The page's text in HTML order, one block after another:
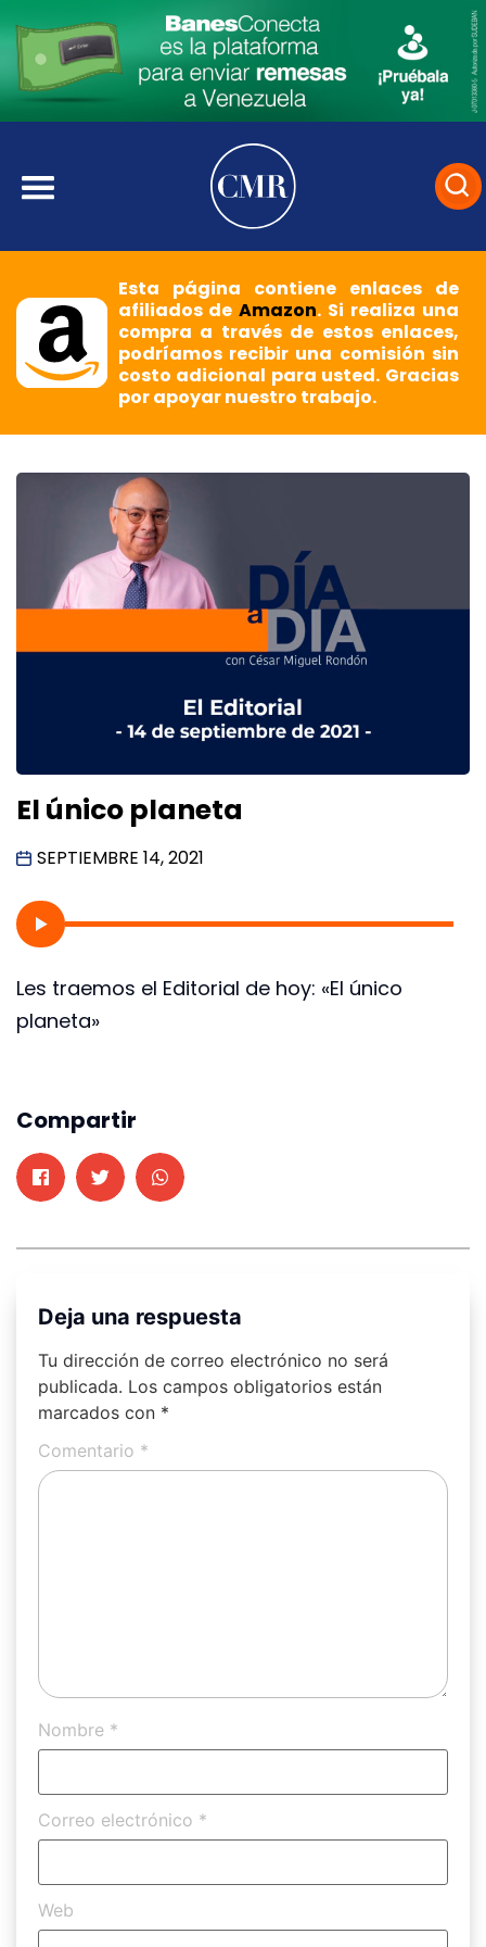
Esta página contiene enlaces de
afiliados deAmazon. Si realiza una
compra a través de estos enlaces,
podríamos recibir una comisión sin
costo adicional para usted. Gracias
por apoyar nuestro trabajo.
El único planeta
SEPTIEMBRE 14, 2021
Les traemos el Editorial de hoy: «El único
planeta»
Compartir
Deja una respuesta
Tu dirección de correo electrónico no será
publicada. Los campos obligatorios están
marcados con *
Comentario *
Nombre *
Correo electrónico *
Web